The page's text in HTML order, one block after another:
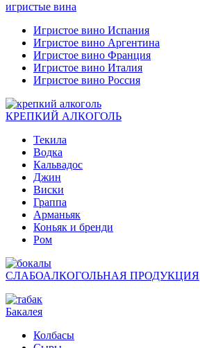
игристые вина
Игристое вино Испания
Игристое вино Аргентина
Игристое вино Франция
Игристое вино Италия
Игристое вино Россия
КРЕПКИЙ АЛКОГОЛЬ
Текила
Водка
Кальвадос
Джин
Виски
Граппа
Арманьяк
Коньяк и бренди
Ром
СЛАБОАЛКОГОЛЬНАЯ ПРОДУКЦИЯ
Бакалея
Колбасы